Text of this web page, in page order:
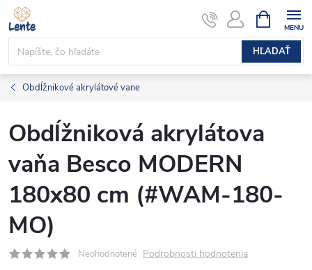
Prejsť
na
obsah
HĽADAŤ
KOŠÍK
Obdĺžnikové akrylátové vane
Obdĺžniková akrylátova
vaňa Besco MODERN
180x80 cm (#WAM-180-
MO)
Neohodnotené Podrobnosti hodnotenia